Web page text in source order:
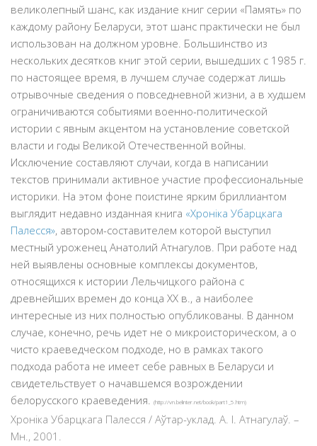
великолепный шанс, как издание книг серии «Память» по
каждому району Беларуси, этот шанс практически не был
использован на должном уровне. Большинство из
нескольких десятков книг этой серии, вышедших с 1985 г.
по настоящее время, в лучшем случае содержат лишь
отрывочные сведения о повседневной жизни, а в худшем
ограничиваются событиями военно-политической
истории с явным акцентом на установление советской
власти и годы Великой Отечественной войны.
Исключение составляют случаи, когда в написании
текстов принимали активное участие профессиональные
историки. На этом фоне поистине ярким бриллиантом
выглядит недавно изданная книга «Хроніка Убарцкага
Палесся», автором-составителем которой выступил
местный уроженец Анатолий Атнагулов. При работе над
ней выявлены основные комплексы документов,
относящихся к истории Лельчицкого района с
древнейших времен до конца ХХ в., а наиболее
интересные из них полностью опубликованы. В данном
случае, конечно, речь идет не о микроисторическом, а о
чисто краеведческом подходе, но в рамках такого
подхода работа не имеет себе равных в Беларуси и
свидетельствует о начавшемся возрождении
белорусского краеведения. (http://vn.belinter.net/book/part1_5.htm)
Хроніка Убарцкага Палесся / Аўтар-уклад. А. І. Атнагулаў. –
Мн., 2001.